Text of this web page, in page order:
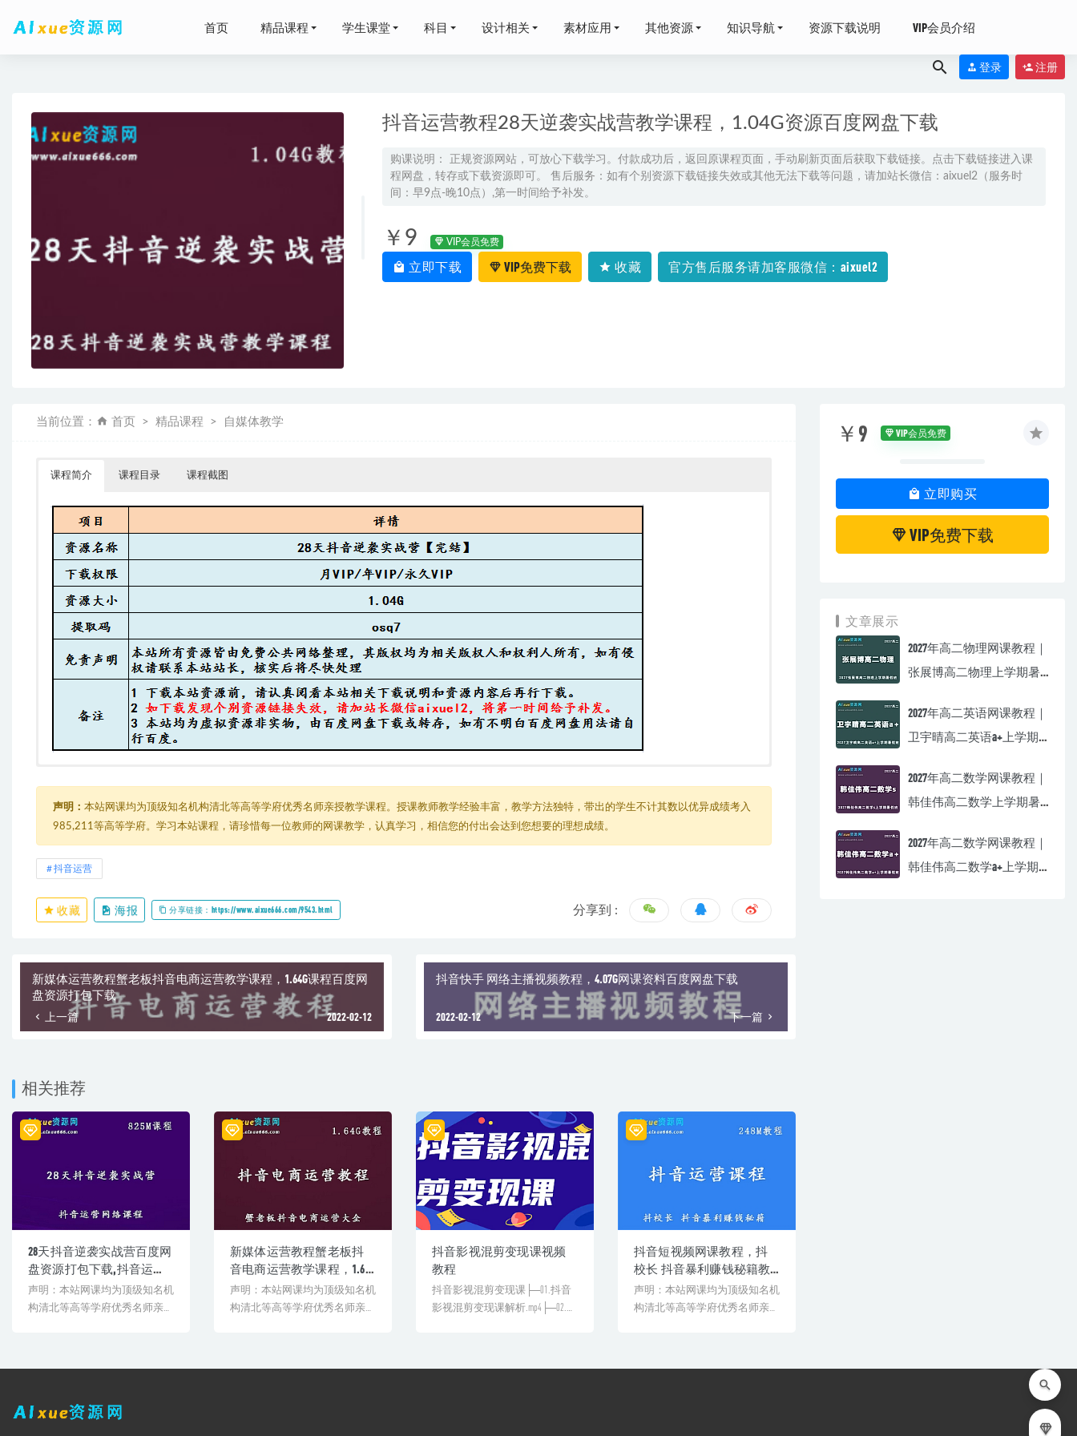
首页 精品课程 学生课堂 科目 设计相关 素材应用 其他资源 知识导航 资源下载说明 VIP会员介绍
登录 注册
抖音运营教程28天逆袭实战营教学课程，1.04G资源百度网盘下载
购课说明： 正规资源网站，可放心下载学习。付款成功后，返回原课程页面，手动刷新页面后获取下载链接。点击下载链接进入课
程网盘，转存或下载资源即可。 售后服务：如有个别资源下载链接失效或其他无法下载等问题，请加站长微信：aixuel2（服务时
间：早9点-晚10点）,第一时间给予补发。
￥9 VIP会员免费
立即下载 VIP免费下载 收藏 官方售后服务请加客服微信：aixuel2
当前位置： 首页 精品课程 自媒体教学
课程简介 课程目录 课程截图
├─ 01 第一讲 认知.mp4
├─ 02 第二讲 用户.mp4
├─ 第03讲 揭秘.mp4
├─ 第04讲 建号.mp4
├─ 第05讲 内容.mp4
├─ 第06讲 文案.mp4
├─ 第08讲 剪辑.mp4
├─ 第09讲 审核.mp4
├─ 第13讲 资源.mp4
├─ 第14讲 套路.mp4
├─ 第15讲 赚钱.mp4
├─ 第16讲 辟谣.mp4
│ ├─ 第03讲 揭秘.pdf
│ ├─ 第05讲 内容.pptx
│ ├─ 第06讲 文案.pptx
│ ├─ 第11讲 数据.pptx
│ ├─ 第12讲 涨粉.pptx
└─ 资料
├─ 01《28天抖音逆袭实战营答疑汇总》链接.pdf
├─ 02 我真的好想拍短视频呀.pdf
├─ 03我承认，我小看了网红的赚钱能力.pdf
├─ 04第一节课是想要让大家了解更多抖音的现状.pdf
├─ 05抖音第三课3.3稿.pdf
├─ 06抖音第五课.pptx
声明： 本站网课均为顶级知名机构清北等高等学府优秀名师亲授教学课程。授课教师教学经验丰富，教学方法独特，带出的学生不计其数以优异成绩考入
985,211等高等学府。学习本站课程，请珍惜每一位教师的网课教学，认真学习，相信您的付出会达到您想要的理想成绩。
抖音运营
收藏 海报 分享链接：https://www.aixue666.com/9543.html 分享到 :
新媒体运营教程蟹老板抖音电商运营教学课程，1.64G课程百度网
盘资源打包下载
上一篇 2022-02-12
抖音快手 网络主播视频教程，4.07G网课资料百度网盘下载
2022-02-12 下一篇
相关推荐
28天抖音逆袭实战营百度网
盘资源打包下载,抖音运营
课程教学
声明：本站网课均为顶级知名机
构清北等高等学府优秀名师亲授
新媒体运营教程蟹老板抖
音电商运营教学课程，1.64G
课程百度网盘资源打包下
载
声明：本站网课均为顶级知名机
构清北等高等学府优秀名师亲授
抖音影视混剪变现课视频
教程
抖音影视混剪变现课├─01.抖音
影视混剪变现课解析.mp4├─02.账
抖音短视频网课教程，抖
校长 抖音暴利赚钱秘籍教
学视频 ，百度网盘资源打
包下载
声明：本站网课均为顶级知名机
构清北等高等学府优秀名师亲授
￥9 VIP会员免费
立即购买
VIP免费下载
文章展示
2027年高二物理网课教程｜
张展博高二物理上学期暑
2027年高二英语网课教程｜
卫宇晴高二英语a+上学期
2027年高二数学网课教程｜
韩佳伟高二数学上学期暑
2027年高二数学网课教程｜
韩佳伟高二数学a+上学期
2026张磊高三数学视频教程二轮复习寒假班 2026-02-24
2023杨雪高三生物a寒春班23年高考生物二三轮复习网课教程+课堂笔记
2025郭笑高一语文a+暑假班网课教程
2025高三物理网课教程二轮复习春季班 2025-02-18